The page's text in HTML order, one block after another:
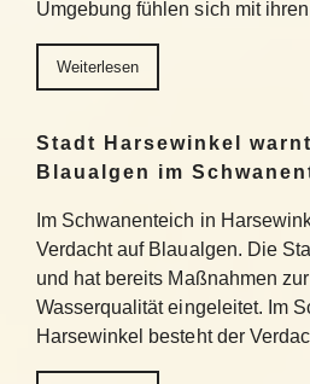
Umgebung fühlen sich mit
Weiterlesen
Stadt Harsewinkel
Blaualgen im
Im Schwanenteich in
Verdacht auf Blaualgen. Die
und hat bereits Maßnahmen
Wasserqualität eingeleitet. Im
Harsewinkel besteht der